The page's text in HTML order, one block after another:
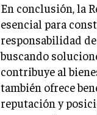
En conclusión, la
esencial para
responsabilidad
buscando
contribuye al
también ofrece
reputación y